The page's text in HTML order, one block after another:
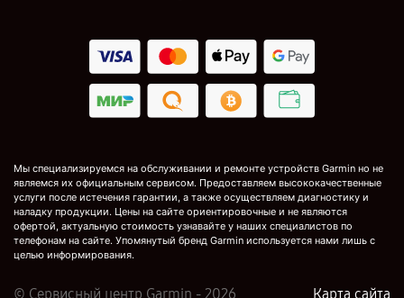
Мы специализируемся на обслуживании и ремонте устройств Garmin но не
являемся их официальным сервисом. Предоставляем высококачественные
услуги после истечения гарантии, а также осуществляем диагностику и
наладку продукции. Цены на сайте ориентировочные и не являются
офертой, актуальную стоимость узнавайте у наших специалистов по
телефонам на сайте. Упомянутый бренд Garmin используется нами лишь с
целью информирования.
© Сервисный центр Garmin - 2026 Карта сайта